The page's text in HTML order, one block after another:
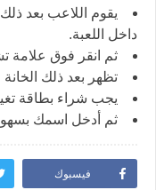
يقوم اللاعب بعد
داخل اللعبة.
ثم انقر فوق علامة
تظهر بعد ذلك الخانة
يجب شراء بطاقة
ثم أدخل اسمك
فيسبوك